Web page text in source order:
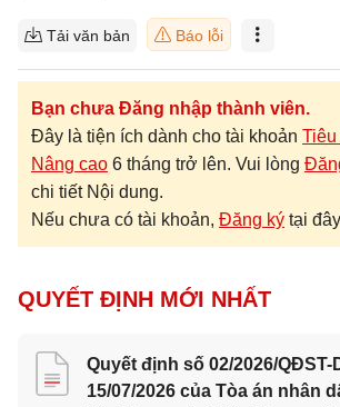
Tải văn bản Báo lỗi
Bạn chưa Đăng nhập thành viên.
Đây là tiện ích dành cho tài khoản Tiêu
Nâng cao 6 tháng trở lên. Vui lòng
chi tiết Nội dung.
Nếu chưa có tài khoản, Đăng ký tại
QUYẾT ĐỊNH MỚI NHẤT
Quyết định số 02/2026/QĐST-
15/07/2026 của Tòa án nhân